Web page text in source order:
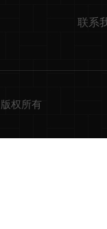
联系
权所有